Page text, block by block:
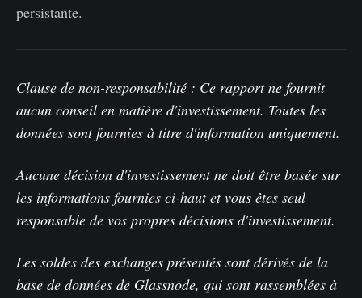
persistante.
Clause de non-responsabilité : Ce rapport ne fournit
aucun conseil en matière d'investissement. Toutes les
données sont fournies à titre d'information uniquement.
Aucune décision d'investissement ne doit être basée sur
les informations fournies ci-haut et vous êtes seul
responsable de vos propres décisions d'investissement.
Les soldes des exchanges présentés sont dérivés de la
base de données de Glassnode, qui sont rassemblées à